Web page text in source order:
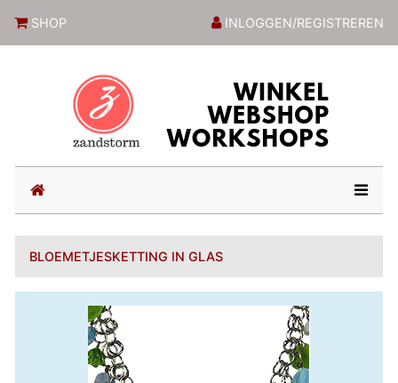
SHOP INLOGGEN/REGISTREREN
(current)
BLOEMETJESKETTING IN GLAS